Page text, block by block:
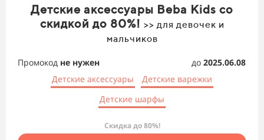
Детские аксессуары Beba Kids со
скидкой до 80%! >> для девочек и
мальчиков
Промокод не нужен до 2025.06.08
Детские аксессуары
Детские варежки
Детские шарфы
Скидка до 80%!